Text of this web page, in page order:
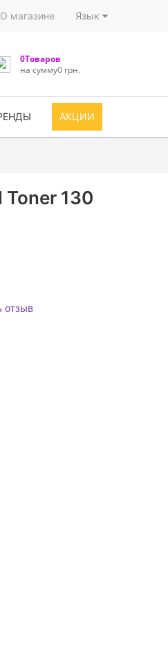
О магазине Язык
0Товаров
на сумму0 грн.
АКЦИИ
130
отзыв